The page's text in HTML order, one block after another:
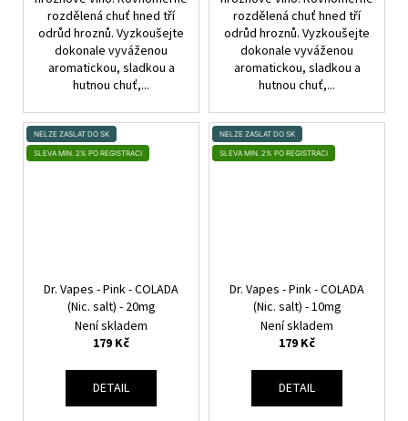
rozdělená chuť hned tří
odrůd hroznů. Vyzkoušejte
dokonale vyváženou
aromatickou, sladkou a
hutnou chuť,...
rozdělená chuť hned tří
odrůd hroznů. Vyzkoušejte
dokonale vyváženou
aromatickou, sladkou a
hutnou chuť,...
NELZE ZASLAT DO SK
SLEVA MIN. 2% PO REGISTRACI
Dr. Vapes - Pink - COLADA
(Nic. salt) - 20mg
Není skladem
179 Kč
DETAIL
NELZE ZASLAT DO SK
SLEVA MIN. 2% PO REGISTRACI
Dr. Vapes - Pink - COLADA
(Nic. salt) - 10mg
Není skladem
179 Kč
DETAIL